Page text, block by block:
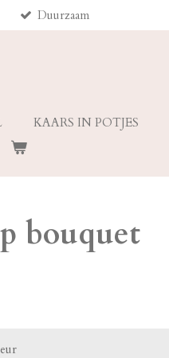
Duurzaam
KAARS IN POTJES
bouquet